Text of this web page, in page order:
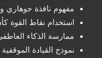
مفهوم نافذة جوهاري
استخدام نقاط القوة
ممارسة الذكاء
نموذج القيادة